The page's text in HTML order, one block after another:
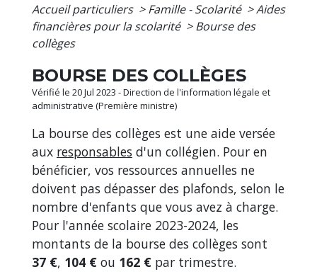
Accueil particuliers > Famille - Scolarité >Aides
financières pour la scolarité > Bourse des
collèges
BOURSE DES COLLÈGES
Vérifié le 20 Jul 2023 - Direction de l'information légale et
administrative (Première ministre)
La bourse des collèges est une aide versée
aux responsables d'un collégien. Pour en
bénéficier, vos ressources annuelles ne
doivent pas dépasser des plafonds, selon le
nombre d'enfants que vous avez à charge.
Pour l'année scolaire 2023-2024, les
montants de la bourse des collèges sont
37 €, 104 € ou 162 € par trimestre.